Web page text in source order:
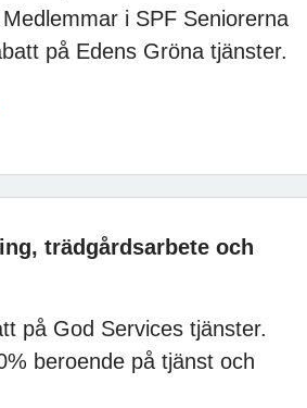
i SPF Seniorerna
på Edens Gröna tjänster.
trädgårdsarbete och
på God Services tjänster.
beroende på tjänst och